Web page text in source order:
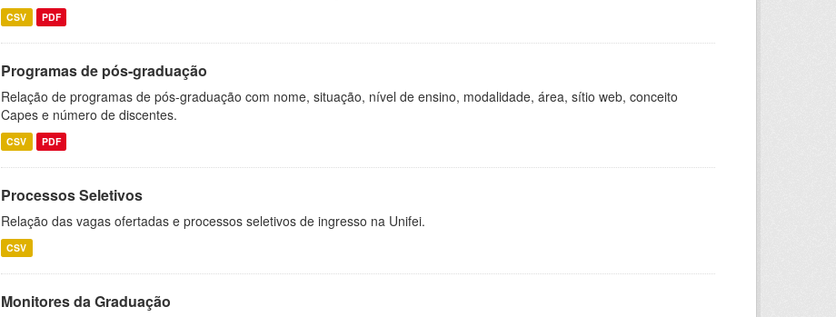
CSV PDF
Programas de pós-graduação
Relação de programas de pós-graduação com nome, situação, nível de ensino, modalidade, área, sítio web, conceito
Capes e número de discentes.
CSV PDF
Processos Seletivos
Relação das vagas ofertadas e processos seletivos de ingresso na Unifei.
CSV
Monitores da Graduação